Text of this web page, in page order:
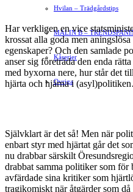
Hvilan – Trädgårdstips
MALIN B –
Kåserier
Ovriga
Har verkligen en vice
krossat alla goda men
egenskaper? Och den samlade
anser sig företräda den enda
med byxorna nere, hur står det
hjärta och hjärna i
Självklart är det så! Men när
enbart styr med hjärtat går det
nu drabbar särskilt
drabbat samma politiker som för
avfärdade sina kritiker som
tragikomiskt när åtgärder som